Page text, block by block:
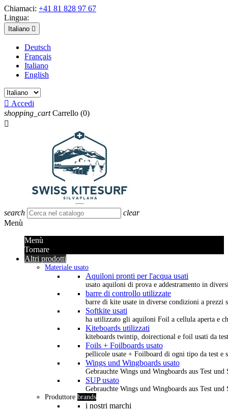
Chiamaci: +41 81 828 97 67
Lingua:
Italiano 
Deutsch
Français
Italiano
English
 Accedi
shopping_cart Carrello (0)

search
clear
Menù
Menù
Tornare
Altri prodotti
Materiale usato
Aquiloni pronti per l'acqua usati
usato aquiloni di prova e addestramento in
barre di controllo utilizzate
barre di kite usate in diverse condizioni a prezzi
Softkite usati
ha utilizzato gli aquiloni Foil a cellula aperta e
Kiteboards utilizzati
kiteboards twintip, doirectional e foil usati da
Foils + Foilboards usato
pellicole usate + Foilboard di ogni tipo da test e
Wings und Wingboards usato
Gebrauchte Wings und Wingboards aus Test und
SUP usato
Gebrauchte Wings und Wingboards aus Test und
Produttore brands
i nostri marchi